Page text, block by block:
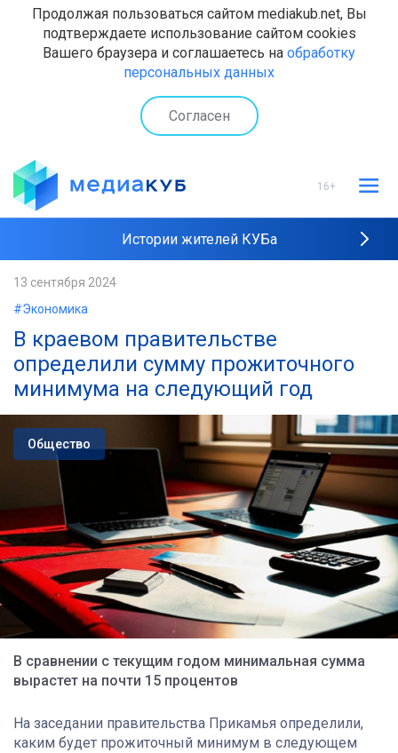
Продолжая пользоваться сайтом mediakub.net, Вы
подтверждаете использование сайтом cookies
Вашего браузера и соглашаетесь на обработку
персональных данных
Согласен
16+
Истории жителей КУБа
13 сентября 2024
#Экономика
В краевом правительстве
определили сумму прожиточного
минимума на следующий год
Общество
В сравнении с текущим годом минимальная сумма
вырастет на почти 15 процентов
На заседании правительства Прикамья определили,
каким будет прожиточный минимум в следующем